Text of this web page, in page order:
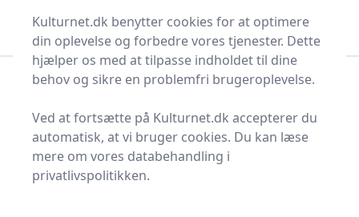
Start søgning
Bolig og indretning
Badeværelse og Sauna
Bedste ansigtsruller og
tilbud - top 2
Kulturnet.dk benytter cookies for at optimere
din oplevelse og forbedre vores tjenester. Dette
hjælper os med at tilpasse indholdet til dine
behov og sikre en problemfri brugeroplevelse.
Ved at fortsætte på Kulturnet.dk accepterer du
automatisk, at vi bruger cookies. Du kan læse
mere om vores databehandling i
privatlivspolitikken.